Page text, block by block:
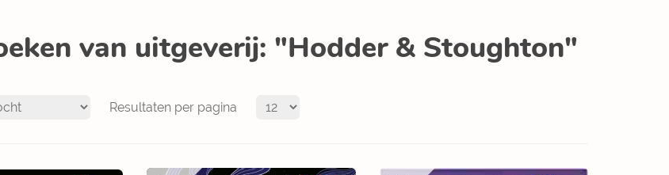
van uitgeverij: "Hodder & Stoughton"
Resultaten per pagina